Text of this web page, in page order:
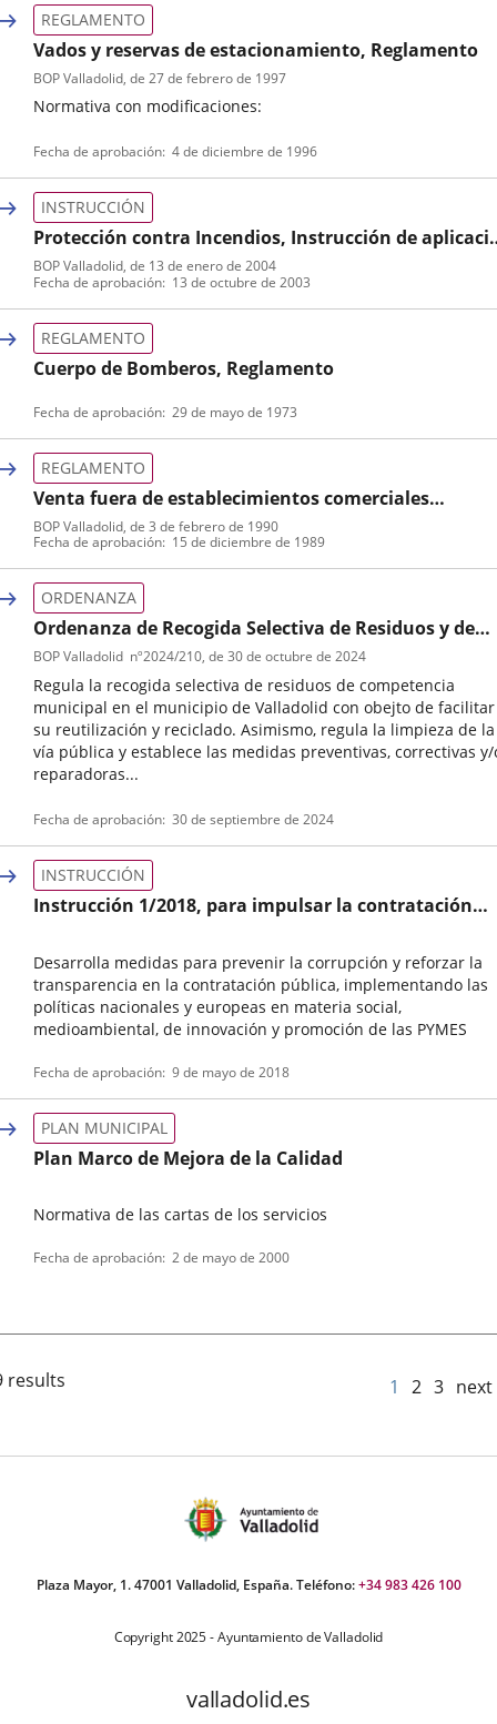
Vados y reservas de estacionamiento, Reglamento
Normativa con modificaciones:
de
normativa
REGLAMENTO
boletin
BOP Valladolid, de 27 de febrero de 1997
Fecha de aprobación 4 de diciembre de 1996
Protección contra Incendios, Instrucción de
de normativa
Tipo
de
normativa
INSTRUCCIÓN
Referencia
boletin
BOP Valladolid, de 13 de enero de 2004
Fecha de aprobación 13 de octubre de 2003
Cuerpo de Bomberos, Reglamento
de
normativa
REGLAMENTO
Fecha de aprobación 29 de mayo de 1973
Venta fuera de establecimientos comerciales
permanentes, Reglamento
Tipo
de
normativa
REGLAMENTO
Referencia
boletin
BOP Valladolid, de 3 de febrero de 1990
Fecha de aprobación 15 de diciembre de 1989
Ordenanza de Recogida Selectiva de Residuos y de
Limpieza Viaria en la ciudad de Valladolid
Regula la recogida selectiva de residuos de competencia
municipal en el municipio de Valladolid con obejto de facilitar
su reutilización y reciclado. Asimismo, regula la limpieza de la
vía pública y establece las medidas preventivas, correctivas y/
reparadoras...
de
normativa
ORDENANZA
boletin
BOP Valladolid nº2024/210, de 30 de octubre de 2024
Fecha de aprobación 30 de septiembre de 2024
Instrucción 1/2018, para impulsar la contratación
sostenible en el Ayuntamiento de Valladolid y las
entidades de su sector público
Desarrolla medidas para prevenir la corrupción y reforzar la
transparencia en la contratación pública, implementando las
políticas nacionales y europeas en materia social,
medioambiental, de innovación y promoción de las PYMES
de
normativa
INSTRUCCIÓN
Fecha de aprobación 9 de mayo de 2018
Plan Marco de Mejora de la Calidad
Normativa de las cartas de los servicios
de
PLAN MUNICIPAL
Fecha de aprobación 2 de mayo de 2000
results 1 2 3 next
Plaza Mayor, 1. 47001 Valladolid, España. Teléfono:+34 983 426 100
Copyright 2025 - Ayuntamiento de Valladolid
valladolid.es